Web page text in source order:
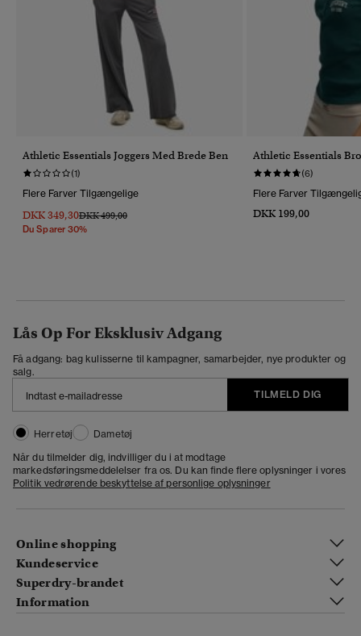
Athletic Essentials Joggers Med Brede Ben
(1)
Flere Farver Tilgængelige
DKK 349,30Pris Nedsat Fra
DKK 499,00Til
Du Sparer 30%
Athletic Essentials
(6)
Flere Farver
DKK 199,00
Lås Op For Eksklusiv Adgang
Få adgang: bag kulisserne til kampagner, samarbejder, nye produkter og
salg.
TILMELD DIG
Herretøj
Dametøj
Når du tilmelder dig, indvilliger du i at modtage
markedsføringsmeddelelser fra os. Du kan finde flere oplysninger i vores
Politik vedrørende beskyttelse af personlige oplysninger
Online shopping
Kundeservice
Superdry-brandet
Information